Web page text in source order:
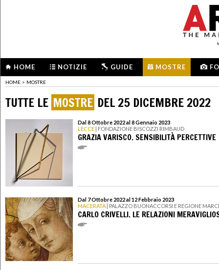
HOME NOTIZIE GUIDE MOSTRE
HOME > MOSTRE
TUTTE LE MOSTRE DEL 25 DICEMBRE 2022
Dal 8 Ottobre 2022 al 8 Gennaio 2023
LECCE | FONDAZIONE BISCOZZI RIMBAUD
GRAZIA VARISCO. SENSIBILITÀ PERCETTIVE
Dal 7 Ottobre 2022 al 12 Febbraio 2023
MACERATA | PALAZZO BUONACCORSI E REGIONE
CARLO CRIVELLI. LE RELAZIONI